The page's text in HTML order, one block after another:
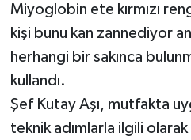
Miyoglobin ete kırmızı
kişi bunu kan zannediyor
herhangi bir sakınca
kullandı.
Şef Kutay Aşı, mutfakta
teknik adımlarla ilgili